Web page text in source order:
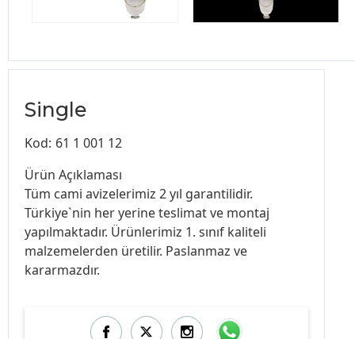
Single
Kod: 61 1 001 12
Ürün Açıklaması
Tüm cami avizelerimiz 2 yıl garantilidir.
Türkiye`nin her yerine teslimat ve montaj
yapılmaktadır. Ürünlerimiz 1. sınıf kaliteli
malzemelerden üretilir. Paslanmaz ve
kararmazdır.